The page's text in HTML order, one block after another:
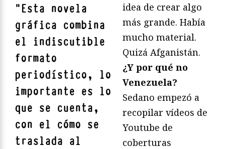
"Esta novela
gráfica combina
el indiscutible
formato
periodístico, lo
importante es lo
que se cuenta,
con el cómo se
traslada al
idea de crear algo
más grande. Había
mucho material.
Quizá Afganistán.
¿Y por qué no
Venezuela?
Sedano empezó a
recopilar vídeos de
Youtube de
coberturas